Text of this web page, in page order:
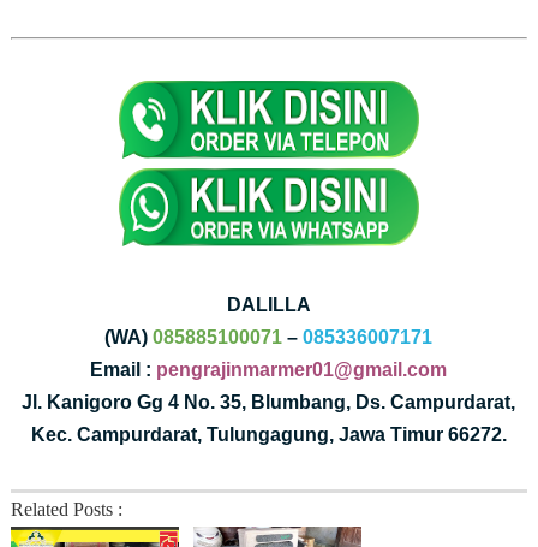
DALILLA
(WA)085885100071 –085336007171
Email : pengrajinmarmer01@gmail.com
Jl. Kanigoro Gg 4 No. 35, Blumbang, Ds. Campurdarat,
Kec. Campurdarat, Tulungagung, Jawa Timur 66272.
Related Posts :